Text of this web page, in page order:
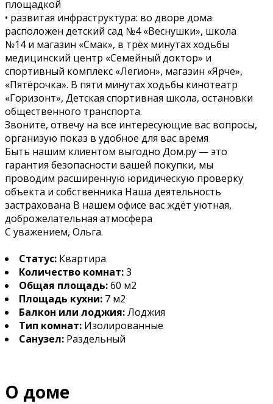
площадкой
• развитая инфраструктура: во дворе дома
расположен детский сад №4 «Веснушки», школа
№14 и магазин «Смак», в трёх минутах ходьбы
медицинский центр «Семейный доктор» и
спортивный комплекс «Легион», магазин «Ярче»,
«Пятёрочка». В пяти минутах ходьбы кинотеатр
«Горизонт», Детская спортивная школа, остановки
общественного транспорта.
Звоните, отвечу на все интересующие вас вопросы,
организую показ в удобное для вас время
Быть нашим клиентом выгодно Дом.ру — это
гарантия безопасности вашей покупки, мы
проводим расширенную юридическую проверку
объекта и собственника Наша деятельность
застрахована В нашем офисе вас ждёт уютная,
доброжелательная атмосфера
С уважением, Ольга.
Статус: Квартира
Количество комнат:3
Общая площадь:60 м2
Площадь кухни: 7 м2
Балкон или лоджия:Лоджия
Тип комнат: Изолированные
Санузел: Раздельный
О доме